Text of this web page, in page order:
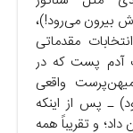
بیرون می‌رود!)،
مقدماتی
آدم پست که در
واقعی
ـ پس از اینکه
و تقریباً همه